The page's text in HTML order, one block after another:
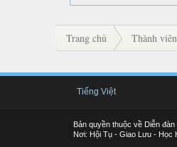
Trang chủ Thành viên
Tiếng Việt
Bản quyền thuộc về Diễn
Nơi: Hội Tụ - Giao Lưu - Học